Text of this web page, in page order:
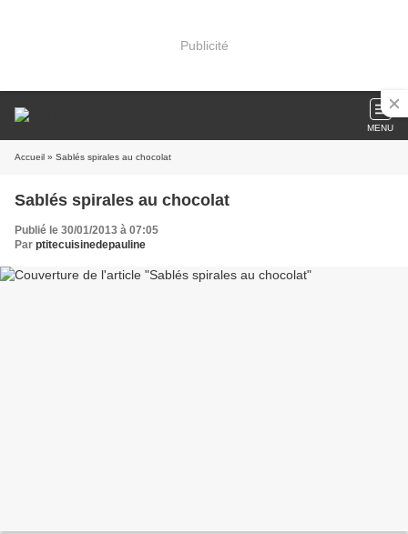
Publicité
MENU
Accueil » Sablés spirales au chocolat
Sablés spirales au chocolat
Publié le 30/01/2013 à 07:05
Par ptitecuisinedepauline